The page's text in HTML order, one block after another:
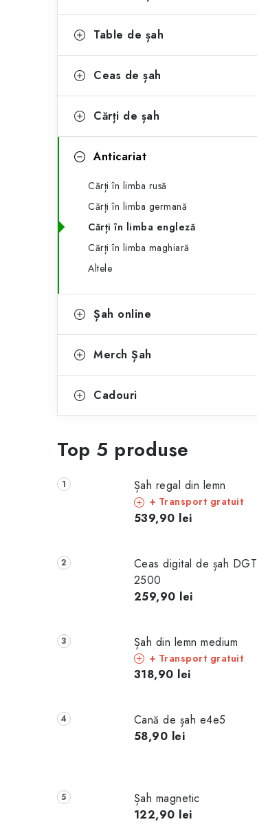
l
t
e
a
o
i
Table de șah
Ceas de șah
Cărți de șah
Anticariat
Cărți în limba rusă
Cărți în limba germană
Cărți în limba engleză
Cărți în limba maghiară
Altele
Șah online
Merch Șah
Cadouri
Top 5 produse
Șah regal din lemn
+ Transport gratuit
539,90 lei
Ceas digital de șah DGT
2500
259,90 lei
Șah din lemn medium
+ Transport gratuit
318,90 lei
Cană de șah e4e5
58,90 lei
Șah magnetic
122,90 lei